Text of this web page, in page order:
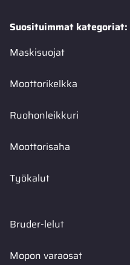
Suosituimmat kategoriat:
Maskisuojat
Moottorikelkka
Ruohonleikkuri
Moottorisaha
Työkalut
Bruder-lelut
Mopon varaosat